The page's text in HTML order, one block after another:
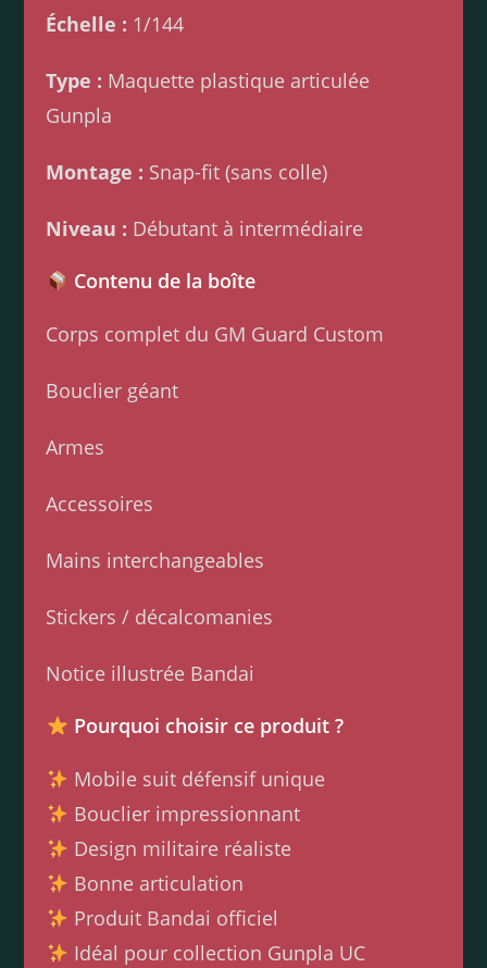
Échelle : 1/144
Type : Maquette plastique articulée
Gunpla
Montage : Snap-fit (sans colle)
Niveau : Débutant à intermédiaire
Contenu de la boîte
Corps complet du GM Guard Custom
Bouclier géant
Armes
Accessoires
Mains interchangeables
Stickers / décalcomanies
Notice illustrée Bandai
Pourquoi choisir ce produit ?
Mobile suit défensif unique
Bouclier impressionnant
Design militaire réaliste
Bonne articulation
Produit Bandai officiel
Idéal pour collection Gunpla UC